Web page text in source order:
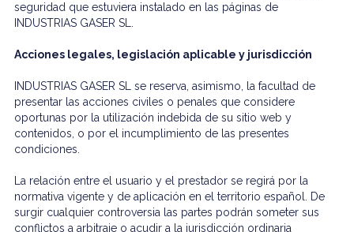
seguridad que estuviera instalado en las páginas de
INDUSTRIAS GASER SL.
Acciones legales, legislación aplicable y jurisdicción
INDUSTRIAS GASER SL se reserva, asimismo, la facultad de
presentar las acciones civiles o penales que considere
oportunas por la utilización indebida de su sitio web y
contenidos, o por el incumplimiento de las presentes
condiciones.
La relación entre el usuario y el prestador se regirá por la
normativa vigente y de aplicación en el territorio español. De
surgir cualquier controversia las partes podrán someter sus
conflictos a arbitraje o acudir a la jurisdicción ordinaria